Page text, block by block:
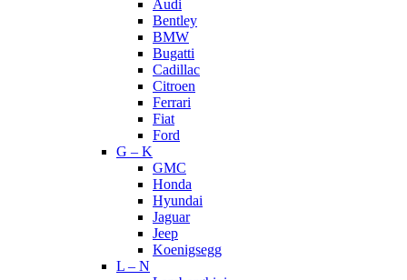
Audi
Bentley
BMW
Bugatti
Cadillac
Citroen
Ferrari
Fiat
Ford
G – K
GMC
Honda
Hyundai
Jaguar
Jeep
Koenigsegg
L – N